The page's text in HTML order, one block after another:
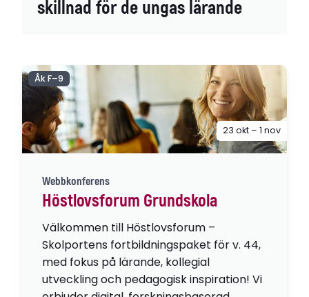
skillnad för de ungas lärande
Webbkonferens
Höstlovsforum Grundskola
Välkommen till Höstlovsforum –
Skolportens fortbildningspaket för v. 44,
med fokus på lärande, kollegial
utveckling och pedagogisk inspiration! Vi
Åk F–9
23 okt – 1 nov